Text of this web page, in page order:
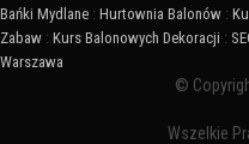
Bańki Mydlane : Hurtownia Balonów :
Zabaw : Kurs Balonowych Dekoracji :
Warszawa
©
Wszelkie